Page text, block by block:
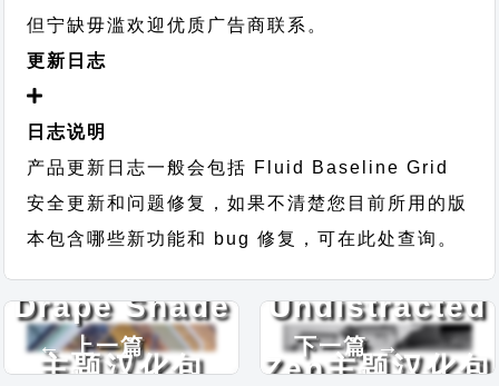
但宁缺毋滥欢迎优质广告商联系。
更新日志
日志说明
产品更新日志一般会包括 Fluid Baseline Grid
安全更新和问题修复，如果不清楚您目前所用的版
本包含哪些新功能和 bug 修复，可在此处查询。
← 上一篇
Drape Shade
主题汉化包
下一篇 →
Undistracted
Zen主题汉化包